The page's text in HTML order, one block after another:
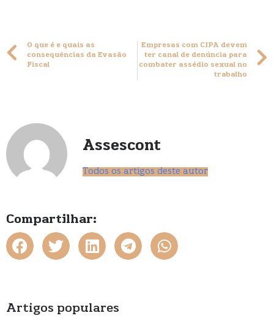
O que é e quais as
consequências da Evasão
Fiscal
Empresas com CIPA devem
ter canal de denúncia para
combater assédio sexual no
trabalho
Assescont
Todos os artigos deste autor
Compartilhar:
Artigos populares